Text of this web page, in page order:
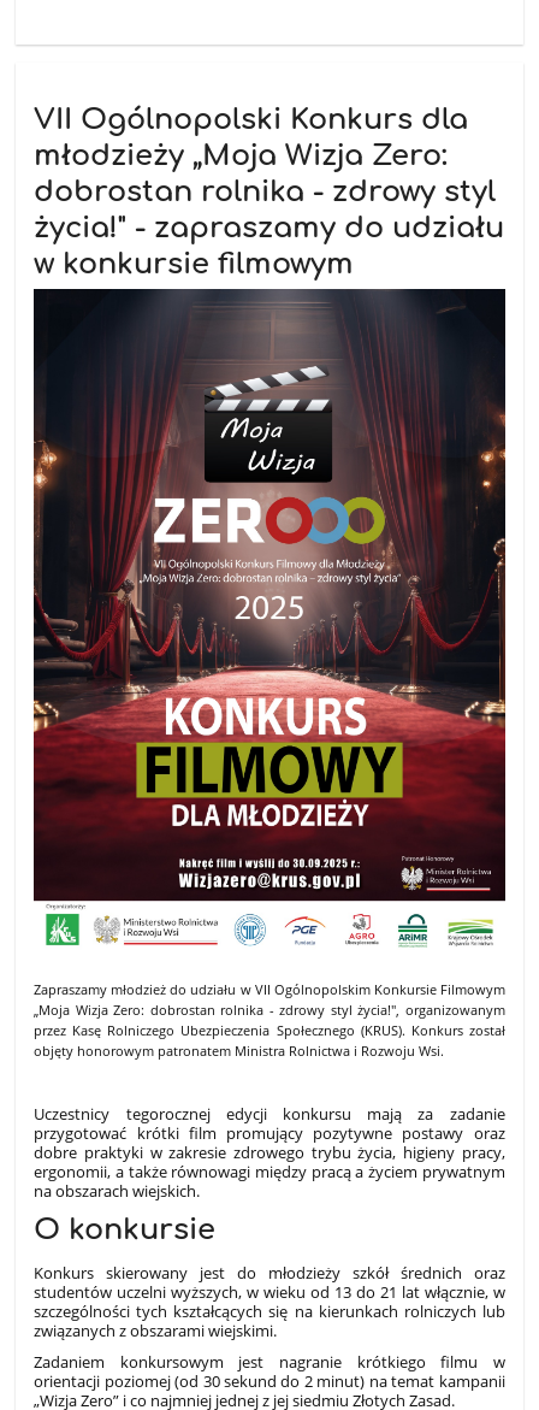
VII Ogólnopolski Konkurs dla
młodzieży „Moja Wizja Zero:
dobrostan rolnika - zdrowy styl
życia!" - zapraszamy do udziału
w konkursie filmowym
Zapraszamy młodzież do udziału w VII Ogólnopolskim Konkursie Filmowym
„Moja Wizja Zero: dobrostan rolnika - zdrowy styl życia!", organizowanym
przez Kasę Rolniczego Ubezpieczenia Społecznego (KRUS). Konkurs został
objęty honorowym patronatem Ministra Rolnictwa i Rozwoju Wsi.
Uczestnicy tegorocznej edycji konkursu mają za zadanie
przygotować krótki film promujący pozytywne postawy oraz
dobre praktyki w zakresie zdrowego trybu życia, higieny pracy,
ergonomii, a także równowagi między pracą a życiem prywatnym
na obszarach wiejskich.
O konkursie
Konkurs skierowany jest do młodzieży szkół średnich oraz
studentów uczelni wyższych, w wieku od 13 do 21 lat włącznie, w
szczególności tych kształcących się na kierunkach rolniczych lub
związanych z obszarami wiejskimi.
Zadaniem konkursowym jest nagranie krótkiego filmu w
orientacji poziomej (od 30 sekund do 2 minut) na temat kampanii
„Wizja Zero” i co najmniej jednej z jej siedmiu Złotych Zasad.